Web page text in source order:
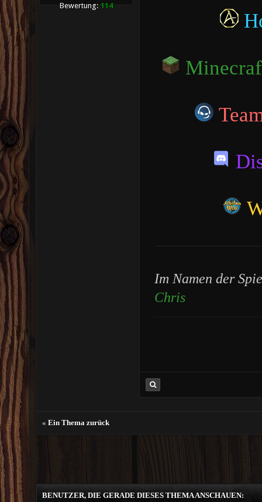
Bewertung: 114
Im Namen der
Chris
« Ein Thema zurück
BENUTZER, DIE GERADE DIESES THEMA ANSCHAUEN: